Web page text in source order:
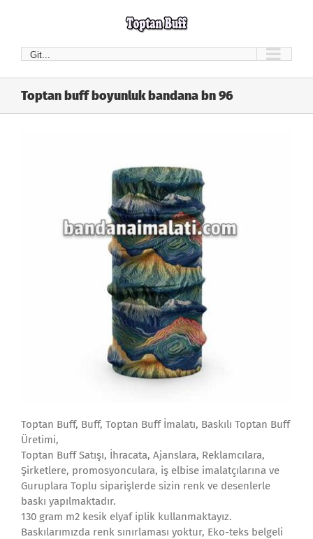
Git...
Toptan buff boyunluk bandana bn 96
Toptan Buff, Buff, Toptan Buff İmalatı, Baskılı Toptan Buff
Üretimi,
Toptan Buff Satışı, İhracata, Ajanslara, Reklamcılara,
Şirketlere, promosyonculara, iş elbise imalatçılarına ve
Guruplara Toplu siparişlerde sizin renk ve desenlerle
baskı yapılmaktadır.
130 gram m2 kesik elyaf iplik kullanmaktayız.
Baskılarımızda renk sınırlaması yoktur, Eko-teks belgeli